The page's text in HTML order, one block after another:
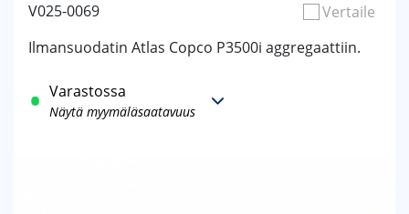
V025-0069
Vertaile
Ilmansuodatin Atlas Copco P3500i aggregaattiin.
Varastossa
Näytä myymäläsaatavuus